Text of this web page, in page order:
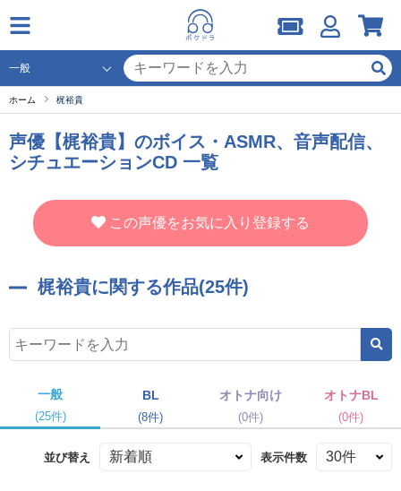
ホーム 梶裕貴
声優【梶裕貴】のボイス・ASMR、音声配信、
シチュエーションCD 一覧
この声優をお気に入り登録する
梶裕貴に関する作品(25件)
一般
(25件)
BL
(8件)
オトナ向け
(0件)
オトナBL
(0件)
並び替え 表示件数